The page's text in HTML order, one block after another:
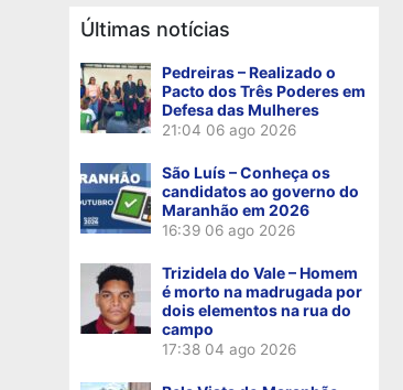
Últimas notícias
Pedreiras – Realizado o
Pacto dos Três Poderes em
Defesa das Mulheres
21:04 06 ago 2026
São Luís – Conheça os
candidatos ao governo do
Maranhão em 2026
16:39 06 ago 2026
Trizidela do Vale – Homem
é morto na madrugada por
dois elementos na rua do
campo
17:38 04 ago 2026